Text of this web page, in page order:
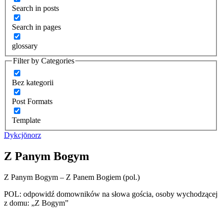
Search in posts
Search in pages
glossary
Filter by Categories
Bez kategorii
Post Formats
Template
Dykcjōnorz
Z Panym Bogym
Z Panym Bogym – Z Panem Bogiem (pol.)
POL: odpowidź domowników na słowa gościa, osoby wychodzącej
z domu: „Z Bogym”